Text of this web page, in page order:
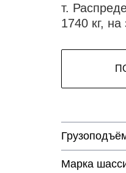
т.
1740 кг,
Марка